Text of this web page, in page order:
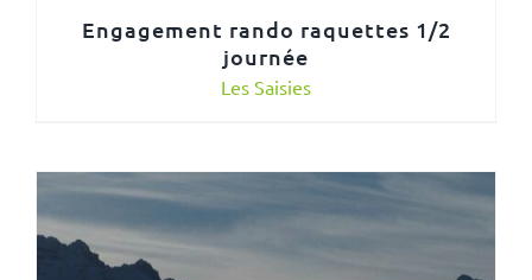
Engagement rando raquettes 1/2
journée
Les Saisies